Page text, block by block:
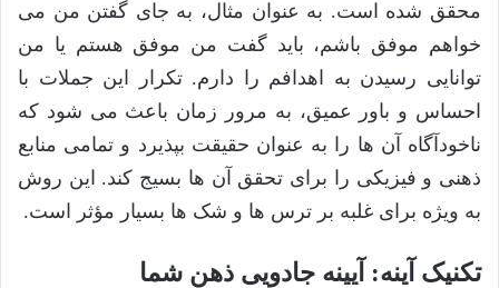
محقق شده است. به عنوان مثال، به جای گفتن من می
خواهم موفق باشم، باید گفت من موفق هستم یا من
توانایی رسیدن به اهدافم را دارم. تکرار این جملات با
احساس و باور عمیق، به مرور زمان باعث می شود که
ناخودآگاه آن ها را به عنوان حقیقت بپذیرد و تمامی منابع
ذهنی و فیزیکی را برای تحقق آن ها بسیج کند. این روش
به ویژه برای غلبه بر ترس ها و شک ها بسیار مؤثر است.
تکنیک آینه: آیینه جادویی ذهن شما